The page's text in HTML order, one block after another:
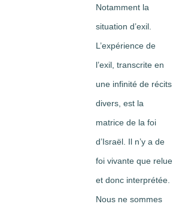
Notamment la
situation d’exil.
L’expérience de
l’exil, transcrite en
une infinité de récits
divers, est la
matrice de la foi
d’Israël. Il n’y a de
foi vivante que relue
et donc interprétée.
Nous ne sommes